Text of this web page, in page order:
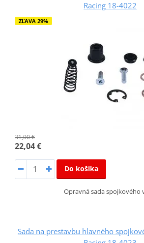
Racing 18-4022
ZĽAVA 29%
31,00 €
22,04 €
Do košíka
Opravná sada spojkového
Sada na prestavbu hlavného